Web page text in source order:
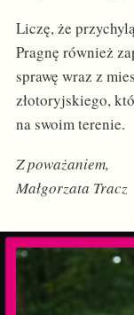
Liczę, że
Pragnę również
sprawę wraz z
złotoryjskiego,
na swoim terenie.
Z poważaniem,
Małgorzata Tracz